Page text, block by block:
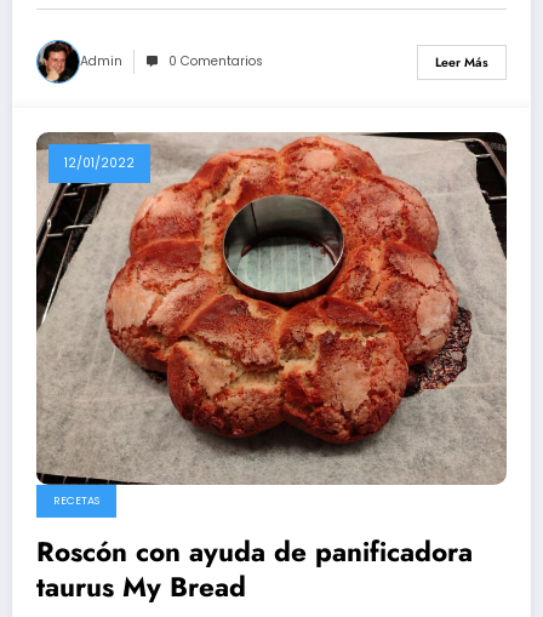
Admin 0 Comentarios Leer Más
12/01/2022
RECETAS
Roscón con ayuda de panificadora
taurus My Bread